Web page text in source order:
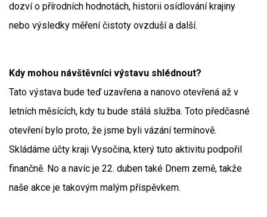
dozví o přírodních hodnotách, historii osídlování krajiny
nebo výsledky měření čistoty ovzduší a další.
Kdy mohou návštěvníci výstavu shlédnout?
Tato výstava bude teď uzavřena a nanovo otevřená až v
letních měsících, kdy tu bude stálá služba. Toto předčasné
otevření bylo proto, že jsme byli vázání termínově.
Skládáme účty kraji Vysočina, který tuto aktivitu podpořil
finančně. No a navíc je 22. duben také Dnem země, takže
naše akce je takovým malým příspěvkem.